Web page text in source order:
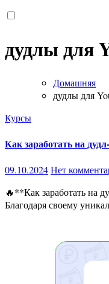
дудлы для
Домашняя
дудлы для
Курсы
Как заработать на
09.10.2024Нет
🔥**Как заработать на дудл-анимации: Раскрой секреты фриланса и YouTube!**🔥 Дудл-анимация, или whiteboard animation, — это один из самых мощных инструментов в мире видеоконтента.
Благодаря своему